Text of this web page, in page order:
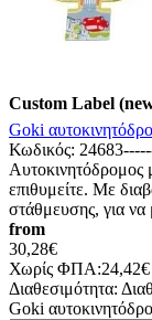
Custom Label
Goki
Κωδικός:
Αυτοκινητόδρομος
επιθυμείτε. Με
στάθμευσης, για να
from
30,28€
Χωρίς ΦΠΑ:24,42€
Διαθεσιμότητα:
Goki